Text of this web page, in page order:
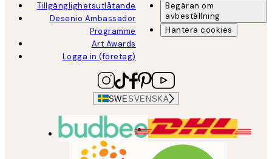
Tillgänglighetsutlåtande
Desenio Ambassador
Programme
Art Awards
Logga in (företag)
Begäran om
avbeställning
Hantera cookies
SWESVENSKA